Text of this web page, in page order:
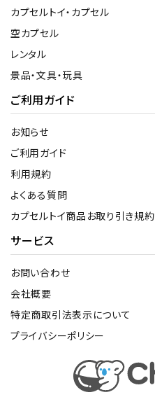
カプセルトイ・カプセル
空カプセル
レンタル
景品・文具・玩具
ご利用ガイド
お知らせ
ご利用ガイド
利用規約
よくある質問
カプセルトイ商品お取り引き規約
サービス
お問い合わせ
会社概要
特定商取引法表示について
プライバシーポリシー